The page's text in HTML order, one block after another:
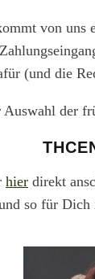
von uns
(und die
der
hier direkt
so für Dich